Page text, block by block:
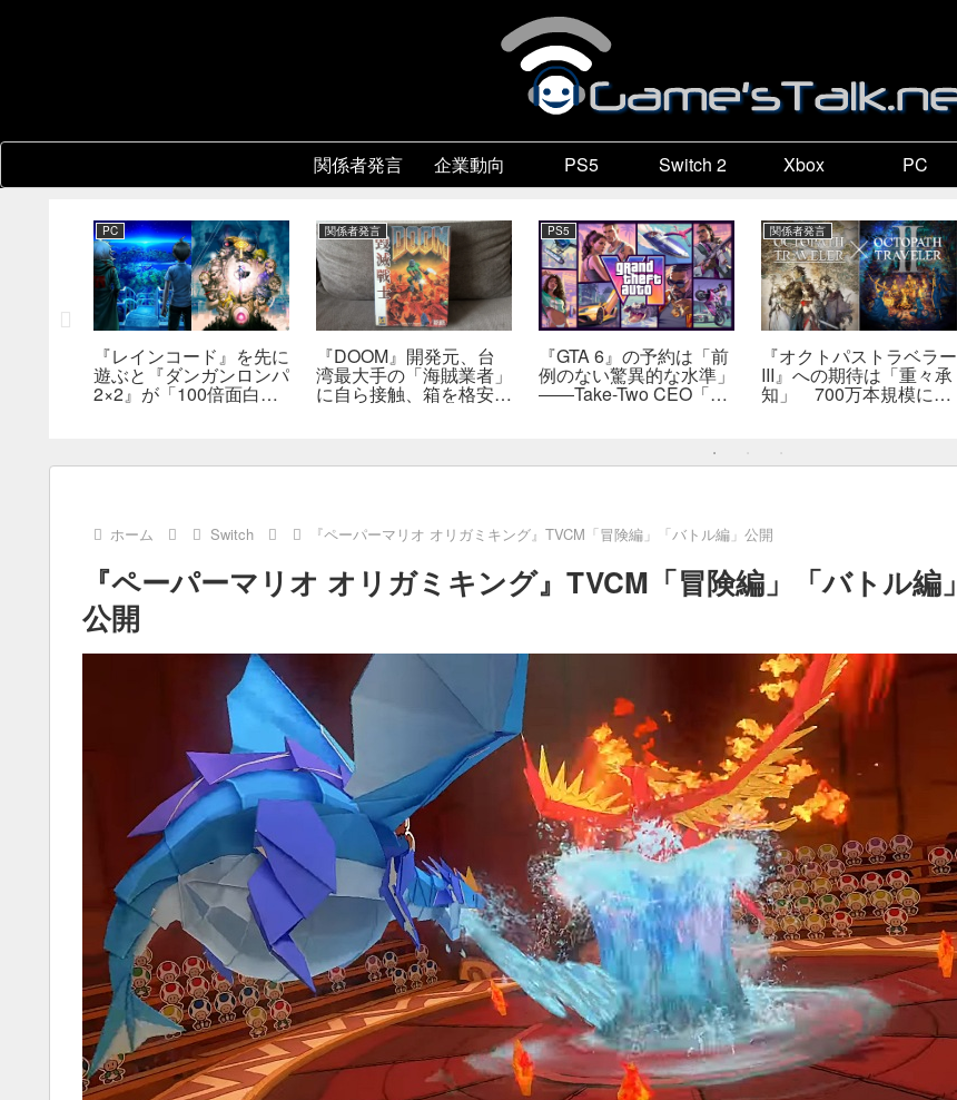
関係者発言 企業動向 PS5 Switch 2 Xbox PC
PC
『レインコード』を先に
遊ぶと『ダンガンロンパ
2×2』が「100倍面白く
関係者発言
『DOOM』開発元、台
湾最大手の「海賊業者」
に自ら接触、箱を格安で
PS5
『GTA 6』の予約は「前
例のない驚異的な水準」
――Take-Two CEO「販
関係者発言
『オクトパストラベラー
III』への期待は「重々承
知」 700万本規模に成
也氏
ホーム Switch 『ペーパーマリオ オリガミキング』TVCM「冒険編」「バトル編」公開
『ペーパーマリオ オリガミキング』TVCM「冒険編」「バトル編」
公開